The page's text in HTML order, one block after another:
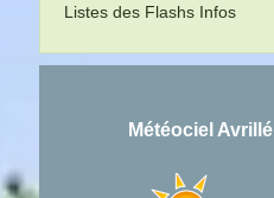
Listes des Flashs Infos
Météociel Avrillé